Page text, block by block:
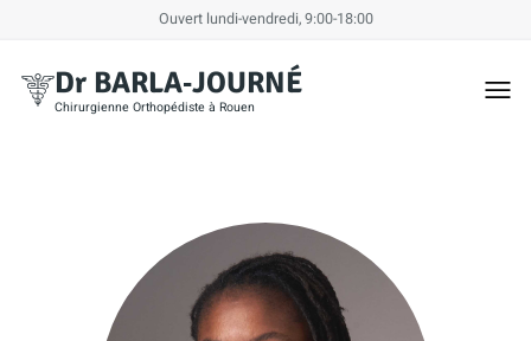
Ouvert lundi-vendredi, 9:00-18:00
Dr BARLA‑JOURNÉ
Chirurgienne Orthopédiste à Rouen